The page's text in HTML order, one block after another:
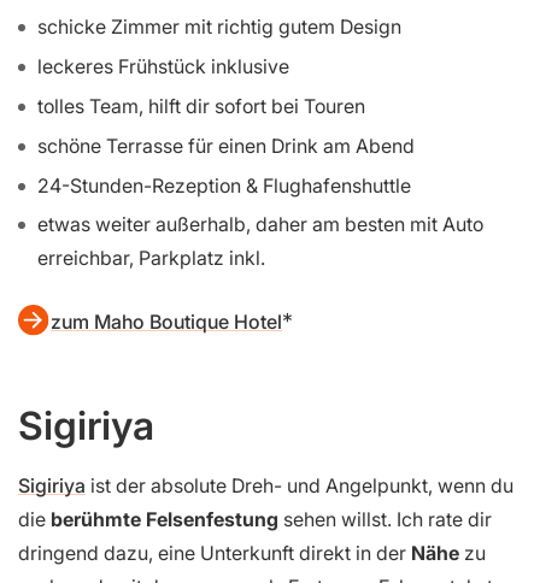
öffentliche Parkplätze kostenfrei vorhanden
zum Hotel Lolu Village Resort
Luxuriöse Alternative: Maho Boutique
Hotel
schicke Zimmer mit richtig gutem Design
tolles Team, hilft dir sofort bei Touren
schöne Terrasse für einen Drink am Abend
24-Stunden-Rezeption & Flughafenshuttle
etwas weiter außerhalb, daher am besten mit Auto
erreichbar, Parkplatz inkl.